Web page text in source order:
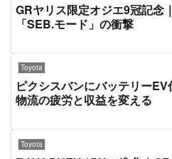
GRヤリス限定オジエ9冠記念
「SEB.モード」の衝撃
Toyota
ピクシスバンにバッテリー
物流の疲労と収益を変える
Toyota